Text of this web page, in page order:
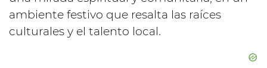
ambiente festivo que resalta las raíces
culturales y el talento local.